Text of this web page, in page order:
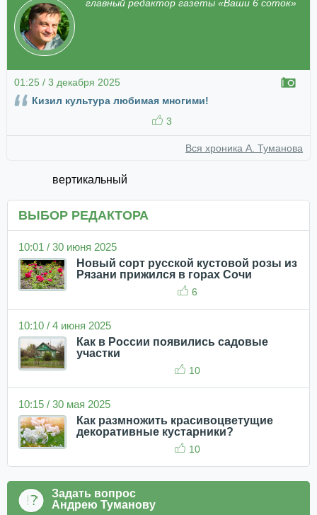
главный редактор газеты «Ваши 6 соток»
01:25 / 3 декабря 2025
Кизил культура любимая многими!
3
Вся хроника А. Туманова
вертикальный
ВЫБОР РЕДАКТОРА
10:01 / 30 июня 2025
Новый сорт русской кустовой розы из
Рязани прижился в горах Сочи
6
10:10 / 4 июня 2025
Как в России появились садовые
участки
10
10:15 / 30 мая 2025
Как размножить красивоцветущие
декоративные кустарники?
10
Задать вопрос
Андрею Туманову